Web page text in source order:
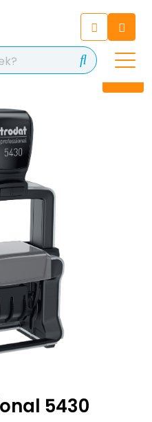
onze chatbot
5430